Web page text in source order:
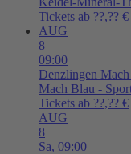
Tickets ab ??,?? €
AUG
8
09:00
Denzlingen
Mach Blau -
Tickets ab ??,?? €
AUG
8
Sa, 09:00